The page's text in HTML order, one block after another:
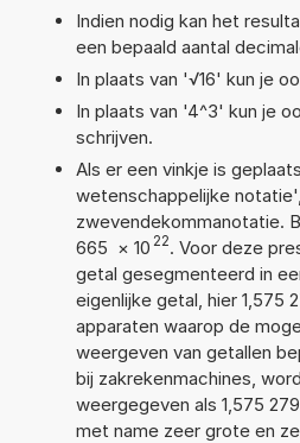
Indien nodig kan het
een bepaald aantal
In plaats van '√16' kun je
In plaats van '4^3' kun je
schrijven.
Als er een vinkje is
wetenschappelijke
zwevendekommanotatie.
665 × 10 22. Voor deze
getal gesegmenteerd in
eigenlijke getal, hier 1,575
apparaten waarop de
weergeven van getallen
bij zakrekenmachines,
weergegeven als 1,575
met name zeer grote en